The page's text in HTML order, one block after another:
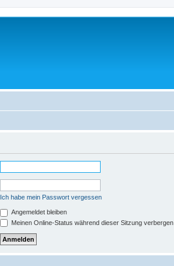
Ich habe mein Passwort vergessen
Angemeldet bleiben
Meinen Online-Status während dieser Sitzung verbergen